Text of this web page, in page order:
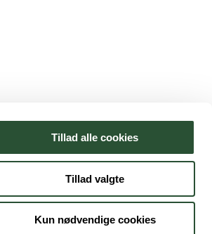
Tillad alle cookies
Tillad valgte
Kun nødvendige cookies